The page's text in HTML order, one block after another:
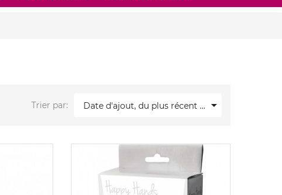
Date d'ajout, du plus récent au plus ancien 
Trier par: